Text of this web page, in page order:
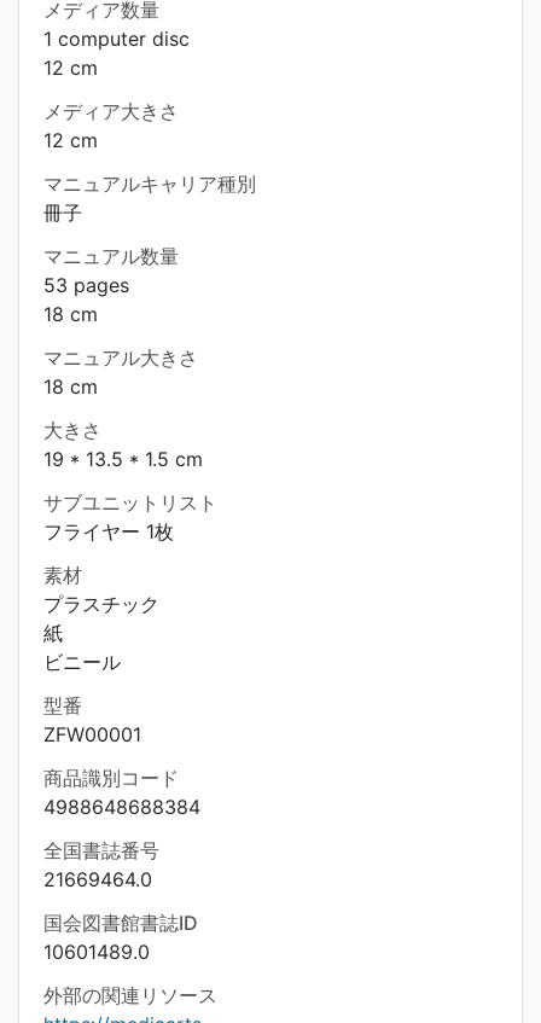
メディア数量
1 computer disc
12 cm
メディア大きさ
12 cm
マニュアルキャリア種別
冊子
マニュアル数量
53 pages
18 cm
マニュアル大きさ
18 cm
大きさ
19 * 13.5 * 1.5 cm
サブユニットリスト
フライヤー 1枚
素材
プラスチック
紙
ビニール
型番
ZFW00001
商品識別コード
4988648688384
全国書誌番号
21669464.0
国会図書館書誌ID
10601489.0
外部の関連リソース